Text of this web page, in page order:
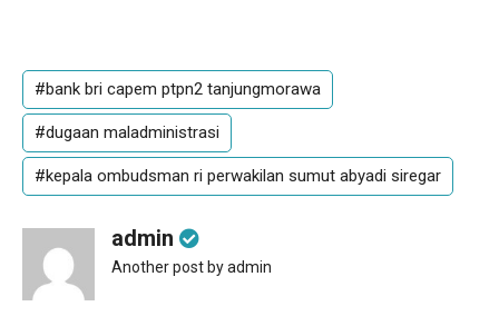
#bank bri capem ptpn2 tanjungmorawa
#dugaan maladministrasi
#kepala ombudsman ri perwakilan sumut abyadi siregar
admin
Another post by admin